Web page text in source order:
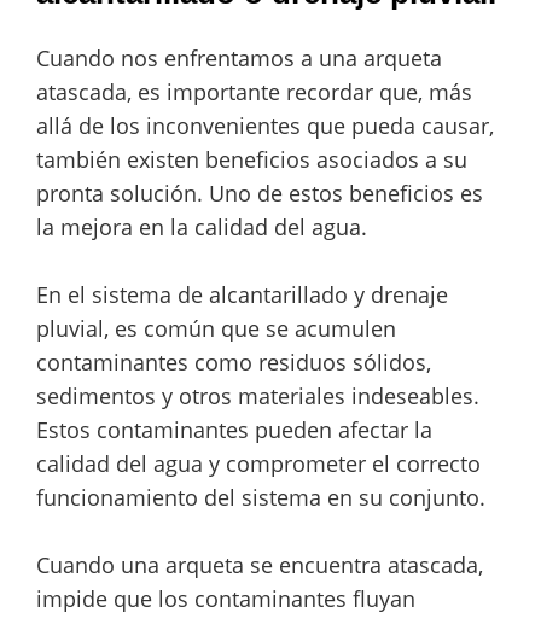
Cuando nos enfrentamos a una arqueta
atascada, es importante recordar que, más
allá de los inconvenientes que pueda causar,
también existen beneficios asociados a su
pronta solución. Uno de estos beneficios es
la mejora en la calidad del agua.
En el sistema de alcantarillado y drenaje
pluvial, es común que se acumulen
contaminantes como residuos sólidos,
sedimentos y otros materiales indeseables.
Estos contaminantes pueden afectar la
calidad del agua y comprometer el correcto
funcionamiento del sistema en su conjunto.
Cuando una arqueta se encuentra atascada,
impide que los contaminantes fluyan